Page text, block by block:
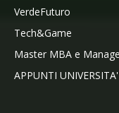
VerdeFuturo
Tech&Game
Master MBA e
APPUNTI UNIVERSITA'